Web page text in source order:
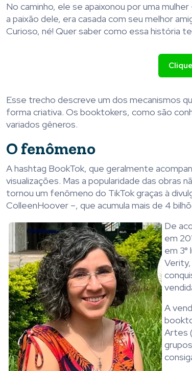
No caminho, ele se apaixonou por uma
a paixão dele, era casada com seu melhor
Curioso, né! Quer saber como essa história
Esse trecho descreve um dos mecanismos
forma criativa. Os booktokers, como são
variados gêneros.
O fenômeno
A hashtag BookTok, que geralmente
visualizações. Mas a popularidade das obras
tornou um fenômeno do TikTok graças à
ColleenHoover –, que acumula mais de 4
De
em
em 3°
A
Artes